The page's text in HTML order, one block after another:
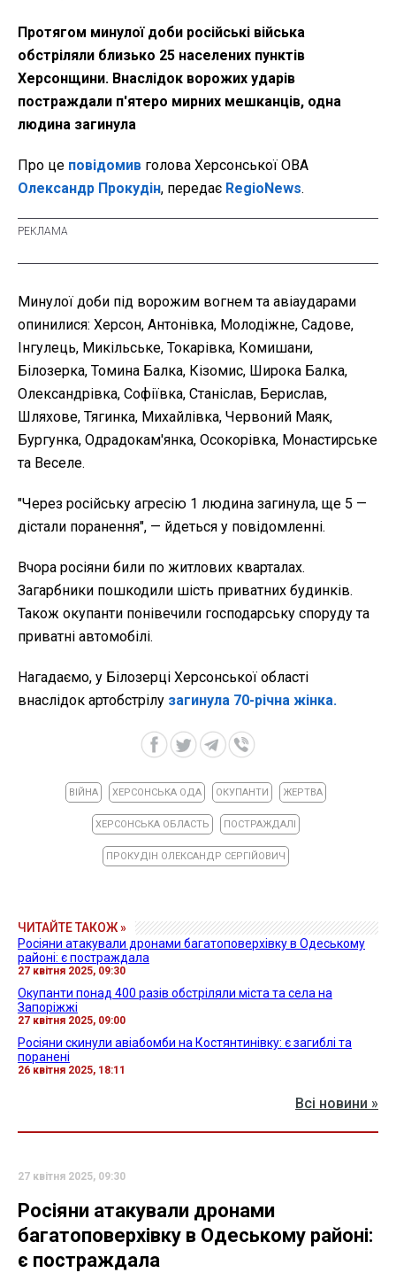
Протягом минулої доби російські війська
обстріляли близько 25 населених пунктів
Херсонщини. Внаслідок ворожих ударів
постраждали п'ятеро мирних мешканців, одна
людина загинула
Про це повідомив голова Херсонської ОВА
Олександр Прокудін, передає RegioNews.
Минулої доби під ворожим вогнем та авіаударами
опинилися: Херсон, Антонівка, Молодіжне, Садове,
Інгулець, Микільське, Токарівка, Комишани,
Білозерка, Томина Балка, Кізомис, Широка Балка,
Олександрівка, Софіївка, Станіслав, Берислав,
Шляхове, Тягинка, Михайлівка, Червоний Маяк,
Бургунка, Одрадокам'янка, Осокорівка, Монастирське
та Веселе.
"Через російську агресію 1 людина загинула, ще 5 —
дістали поранення", — йдеться у повідомленні.
Вчора росіяни били по житлових кварталах.
Загарбники пошкодили шість приватних будинків.
Також окупанти понівечили господарську споруду та
приватні автомобілі.
Нагадаємо, у Білозерці Херсонської області
внаслідок артобстрілу загинула 70-річна жінка.
ВІЙНА ХЕРСОНСЬКА ОДА ОКУПАНТИ ЖЕРТВА
ХЕРСОНСЬКА ОБЛАСТЬ ПОСТРАЖДАЛІ
ПРОКУДІН ОЛЕКСАНДР СЕРГІЙОВИЧ
ЧИТАЙТЕ ТАКОЖ »
Росіяни атакували дронами багатоповерхівку в Одеському
районі: є постраждала
27 квітня 2025, 09:30
Окупанти понад 400 разів обстріляли міста та села на
Запоріжжі
27 квітня 2025, 09:00
Росіяни скинули авіабомби на Костянтинівку: є загиблі та
поранені
26 квітня 2025, 18:11
Всі новини »
27 квітня 2025, 09:30
Росіяни атакували дронами
багатоповерхівку в Одеському районі:
є постраждала